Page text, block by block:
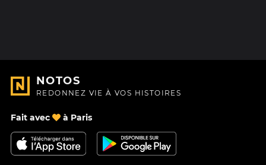
NOTOS
REDONNEZ VIE À VOS HISTOIRES
Fait avec à Paris